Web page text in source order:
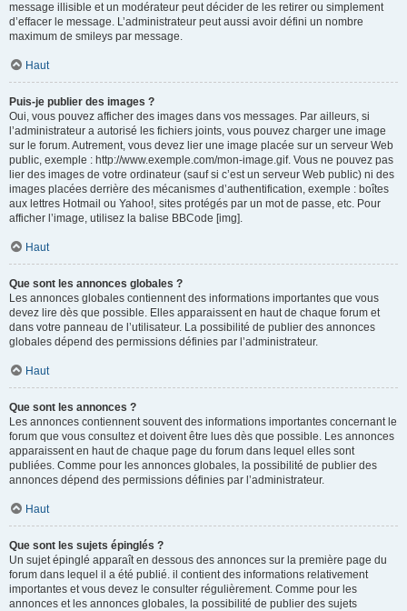
message illisible et un modérateur peut décider de les retirer ou simplement
d’effacer le message. L’administrateur peut aussi avoir défini un nombre
maximum de smileys par message.
Haut
Puis-je publier des images ?
Oui, vous pouvez afficher des images dans vos messages. Par ailleurs, si
l’administrateur a autorisé les fichiers joints, vous pouvez charger une image
sur le forum. Autrement, vous devez lier une image placée sur un serveur Web
public, exemple : http://www.exemple.com/mon-image.gif. Vous ne pouvez pas
lier des images de votre ordinateur (sauf si c’est un serveur Web public) ni des
images placées derrière des mécanismes d’authentification, exemple : boîtes
aux lettres Hotmail ou Yahoo!, sites protégés par un mot de passe, etc. Pour
afficher l’image, utilisez la balise BBCode [img].
Haut
Que sont les annonces globales ?
Les annonces globales contiennent des informations importantes que vous
devez lire dès que possible. Elles apparaissent en haut de chaque forum et
dans votre panneau de l’utilisateur. La possibilité de publier des annonces
globales dépend des permissions définies par l’administrateur.
Haut
Que sont les annonces ?
Les annonces contiennent souvent des informations importantes concernant le
forum que vous consultez et doivent être lues dès que possible. Les annonces
apparaissent en haut de chaque page du forum dans lequel elles sont
publiées. Comme pour les annonces globales, la possibilité de publier des
annonces dépend des permissions définies par l’administrateur.
Haut
Que sont les sujets épinglés ?
Un sujet épinglé apparaît en dessous des annonces sur la première page du
forum dans lequel il a été publié. il contient des informations relativement
importantes et vous devez le consulter régulièrement. Comme pour les
annonces et les annonces globales, la possibilité de publier des sujets